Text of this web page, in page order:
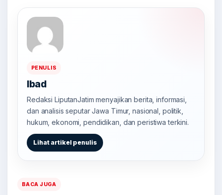
PENULIS
Ibad
Redaksi LiputanJatim menyajikan berita, informasi,
dan analisis seputar Jawa Timur, nasional, politik,
hukum, ekonomi, pendidikan, dan peristiwa terkini.
Lihat artikel penulis
BACA JUGA